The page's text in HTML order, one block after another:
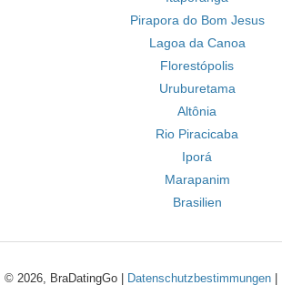
Pirapora do Bom Jesus
Lagoa da Canoa
Florestópolis
Uruburetama
Altônia
Rio Piracicaba
Iporá
Marapanim
Brasilien
© 2026, BraDatingGo | Datenschutzbestimmungen|